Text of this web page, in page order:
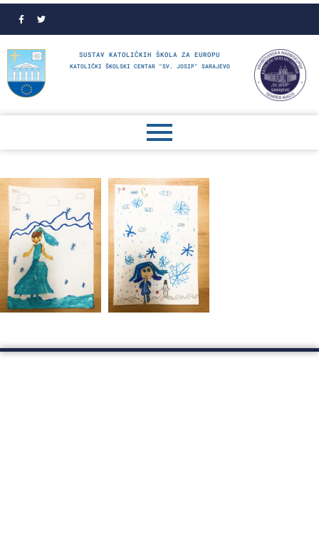
SUSTAV KATOLIČKIH ŠKOLA ZA EUROPU
KATOLIČKI ŠKOLSKI CENTAR "SV. JOSIP" SARAJEVO